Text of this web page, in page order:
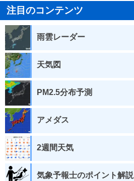
注目のコンテンツ
雨雲レーダー
天気図
PM2.5分布予測
アメダス
2週間天気
気象予報士のポイント解説